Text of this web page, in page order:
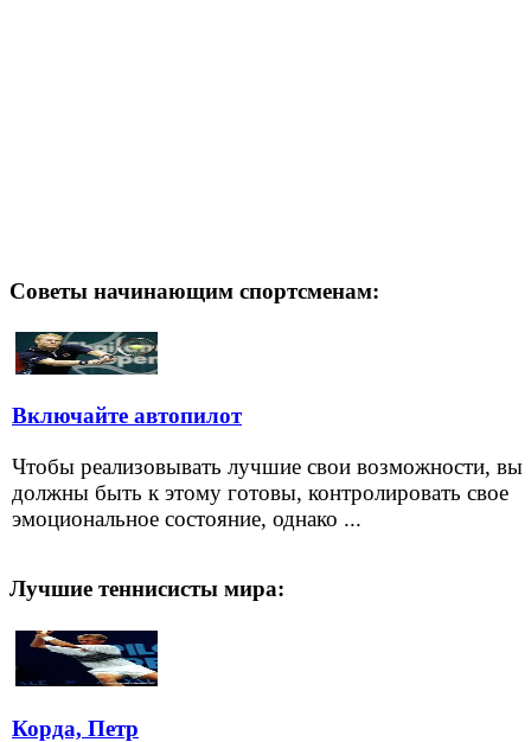
Советы начинающим спортсменам:
Включайте автопилот
Чтобы реализовывать лучшие свои возможности, вы
должны быть к этому готовы, контролировать свое
эмоциональное состояние, однако ...
Лучшие теннисисты мира:
Корда, Петр